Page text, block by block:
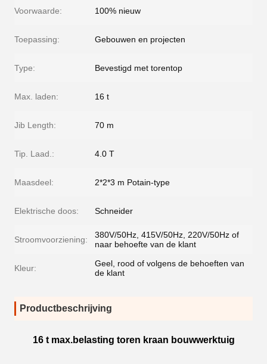
Voorwaarde: 100% nieuw
Toepassing: Gebouwen en projecten
Type: Bevestigd met torentop
Max. laden: 16 t
Jib Length: 70 m
Tip. Laad.: 4.0 T
Maasdeel: 2*2*3 m Potain-type
Elektrische doos: Schneider
Stroomvoorziening:
380V/50Hz, 415V/50Hz, 220V/50Hz of
naar behoefte van de klant
Kleur:
Geel, rood of volgens de behoeften van
de klant
Productbeschrijving
16 t max.belasting toren kraan bouwwerktuig